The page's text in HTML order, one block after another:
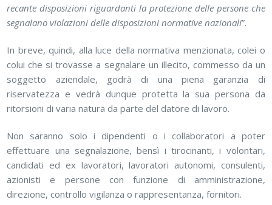
recante disposizioni riguardanti la protezione delle persone che
segnalano violazioni delle disposizioni normative nazionali”.
In breve, quindi, alla luce della normativa menzionata, colei o
colui che si trovasse a segnalare un illecito, commesso da un
soggetto aziendale, godrà di una piena garanzia di
riservatezza e vedrà dunque protetta la sua persona da
ritorsioni di varia natura da parte del datore di lavoro.
Non saranno solo i dipendenti o i collaboratori a poter
effettuare una segnalazione, bensì i tirocinanti, i volontari,
candidati ed ex lavoratori, lavoratori autonomi, consulenti,
azionisti e persone con funzione di amministrazione,
direzione, controllo vigilanza o rappresentanza, fornitori.